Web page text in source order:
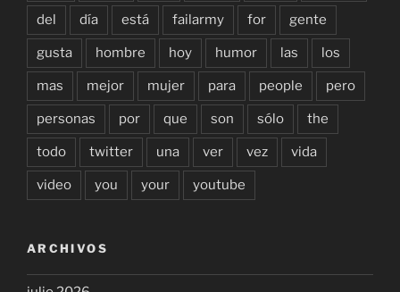
del día está failarmy for gente
gusta hombre hoy humor las los
mas mejor mujer para people pero
personas por que son sólo the
todo twitter una ver vez vida
video you your youtube
ARCHIVOS